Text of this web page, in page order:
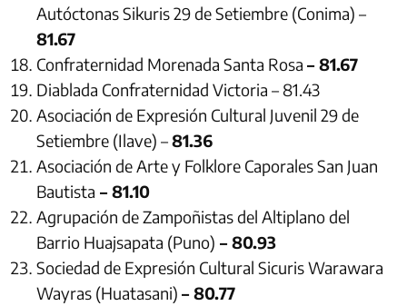
Autóctonas Sikuris 29 de Setiembre (Conima) –
81.67
Confraternidad Morenada Santa Rosa– 81.67
Diablada Confraternidad Victoria – 81.43
Asociación de Expresión Cultural Juvenil 29 de
Setiembre (Ilave) –81.36
Asociación de Arte y Folklore Caporales San Juan
Bautista – 81.10
Agrupación de Zampoñistas del Altiplano del
Barrio Huajsapata (Puno) – 80.93
Sociedad de Expresión Cultural Sicuris Warawara
Wayras (Huatasani)– 80.77